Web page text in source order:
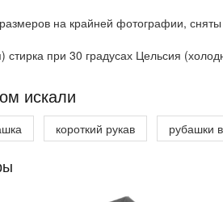
на крайней фотографии,
стирка при 30 градусах Цельсия
искали
короткий рукав рубашки